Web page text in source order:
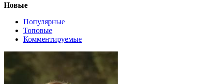
Новые
Популярные
Топовые
Комментируемые